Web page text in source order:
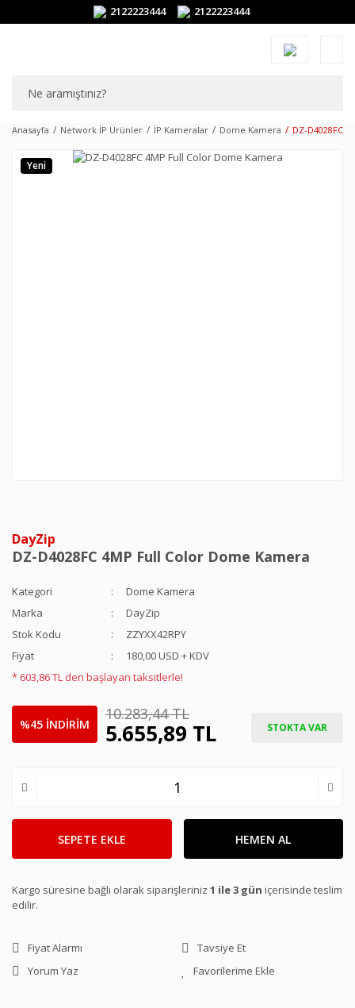
2122223444 2122223444
Anasayfa Network İP Ürünler İP Kameralar Dome Kamera DZ-D4028FC
Yeni
DayZip
DZ-D4028FC 4MP Full Color Dome Kamera
Kategori
Dome Kamera
Marka
DayZip
Stok Kodu
ZZYXX42RPY
Fiyat
180,00 USD + KDV
* 603,86 TL den başlayan taksitlerle!
%45 İNDİRİM
10.283,44 TL
5.655,89 TL STOKTA VAR
SEPETE EKLE HEMEN AL
Kargo süresine bağlı olarak siparişleriniz 1 ile 3 gün içerisinde teslim
edilir.
Fiyat Alarmı
Tavsiye Et
Yorum Yaz